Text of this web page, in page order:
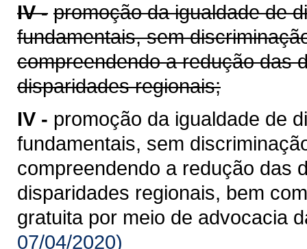
IV - promoção da igualdade de
fundamentais, sem
compreendendo a redução das
disparidades regionais;
IV - promoção da igualdade de
fundamentais, sem
compreendendo a redução das
disparidades regionais, bem
gratuita por meio de advocacia
07/04/2020)